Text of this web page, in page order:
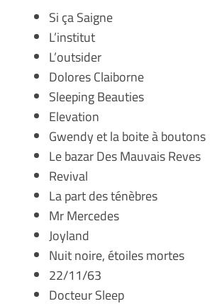
Si ça Saigne
L’institut
L’outsider
Dolores Claiborne
Sleeping Beauties
Elevation
Gwendy et la boite à boutons
Le bazar Des Mauvais Reves
Revival
La part des ténèbres
Mr Mercedes
Joyland
Nuit noire, étoiles mortes
22/11/63
Docteur Sleep